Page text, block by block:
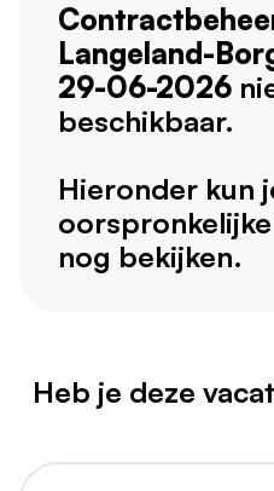
Langeland-
29-06-2026
beschikbaar.
Hieronder kun
nog bekijken.
Heb je deze